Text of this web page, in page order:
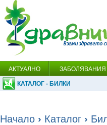
АКТУАЛНО ЗАБОЛЯВАНИЯ
КАТАЛОГ - БИЛКИ
Начало › Каталог ›